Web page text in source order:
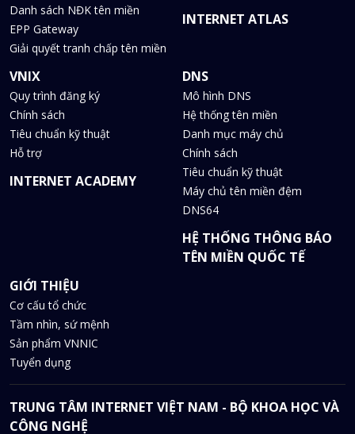
Danh sách NĐK tên miền
EPP Gateway
Giải quyết tranh chấp tên miền
INTERNET ATLAS
VNIX
Quy trình đăng ký
Chính sách
Tiêu chuẩn kỹ thuật
Hỗ trợ
INTERNET ACADEMY
DNS
Mô hình DNS
Hệ thống tên miền
Danh mục máy chủ
Chính sách
Tiêu chuẩn kỹ thuật
Máy chủ tên miền đệm
DNS64
HỆ THỐNG THÔNG BÁO
TÊN MIỀN QUỐC TẾ
GIỚI THIỆU
Cơ cấu tổ chức
Tầm nhìn, sứ mệnh
Sản phẩm VNNIC
Tuyển dụng
TRUNG TÂM INTERNET VIỆT NAM - BỘ KHOA HỌC VÀ
CÔNG NGHỆ